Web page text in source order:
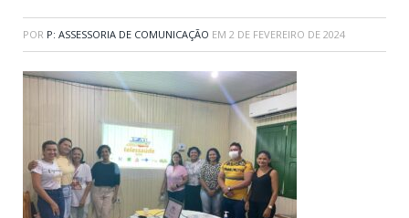
POR P: ASSESSORIA DE COMUNICAÇÃO EM 2 DE FEVEREIRO DE 2024